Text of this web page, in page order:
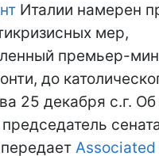
Италии намерен
мер,
премьер-
до
25 декабря с.г. Об
Associated